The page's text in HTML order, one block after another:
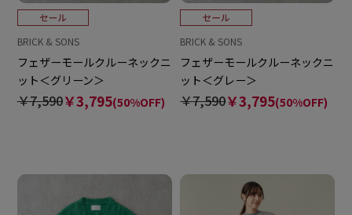
BRICK & SONS
フェザーモールクルーネックニ
ット＜グリーン＞
￥7,590￥3,795(50%OFF)
BRICK & SONS
フェザーモールクルーネックニ
ット＜グレー＞
￥7,590￥3,795(50%OFF)